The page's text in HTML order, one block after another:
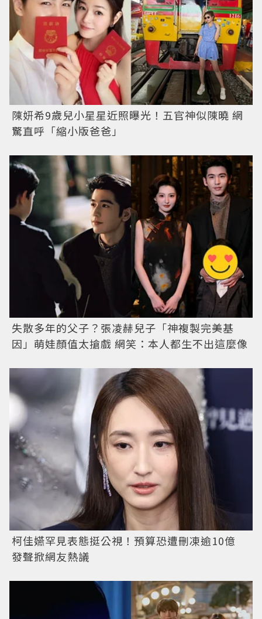
陳妍希9歲兒小星星近照曝光！五官神似陳曉 網
驚直呼「縮小版爸爸」
失散多年的父子？張凌赫兒子「神複製完美基
因」萌娃顏值太搶戲 網笑：本人都生不出這麼像
柯佳嬿罕見表態挺公視！預算恐遭刪凍逾10億
發聲掀網友熱議